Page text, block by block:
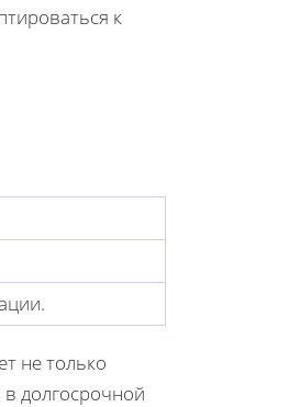
к
не только
долгосрочной